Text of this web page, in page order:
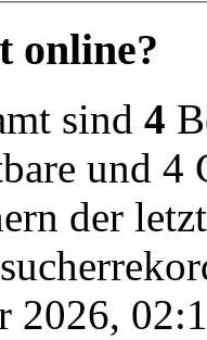
online?
sind 4
und 4
der
2026,